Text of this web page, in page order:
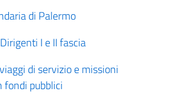
di Palermo
I e II fascia
di servizio e missioni
fondi pubblici